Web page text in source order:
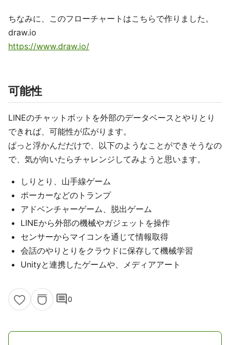
ちなみに、このフローチャートはこちらで作りました。
draw.io
https://www.draw.io/
可能性
LINEのチャットボットを外部のデータベースとやりとり
できれば、可能性が広がります。
ぱっと浮かんだだけで、以下のようなことができそうなの
で、気が向いたらチャレンジしてみようと思います。
しりとり、山手線ゲーム
ポーカーなどのトランプ
アドベンチャーゲーム、脱出ゲーム
LINEから外部の機械やガジェットを操作
センサーからマイコンを通じて情報取得
会話のやりとりをクラウドに保存して機械学習
Unityと連携したゲームや、メディアアート
comment0